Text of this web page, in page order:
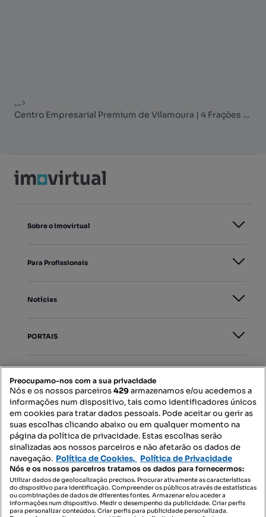
...
Centro Empresarial Premium de Vilamoura | 4 Frações Comerciais & Servi
Sobre o Imovirtual
Para Profissionais
Notícias
PORTAIS
Contacte-nos
SIGA-NOS:
DESCARREGAR NA:
Preocupamo-nos com a sua privacidade
Nós e os nossos parceiros429armazenamos e/ou acedemos a
informações num dispositivo, tais como identificadores únicos
em cookies para tratar dados pessoais. Pode aceitar ou gerir as
suas escolhas clicando abaixo ou em qualquer momento na
página da política de privacidade. Estas escolhas serão
sinalizadas aos nossos parceiros e não afetarão os dados de
navegação. Política de Cookies, Política de Privacidade
Nós e os nossos parceiros tratamos os dados para fornecermos:
Utilizar dados de geolocalização precisos. Procurar ativamente as características
do dispositivo para identificação. Compreender os públicos através de estatísticas
ou combinações de dados de diferentes fontes. Armazenar e/ou aceder a
informações num dispositivo. Medir o desempenho da publicidade. Criar perfis
para personalizar conteúdos. Criar perfis para publicidade personalizada.